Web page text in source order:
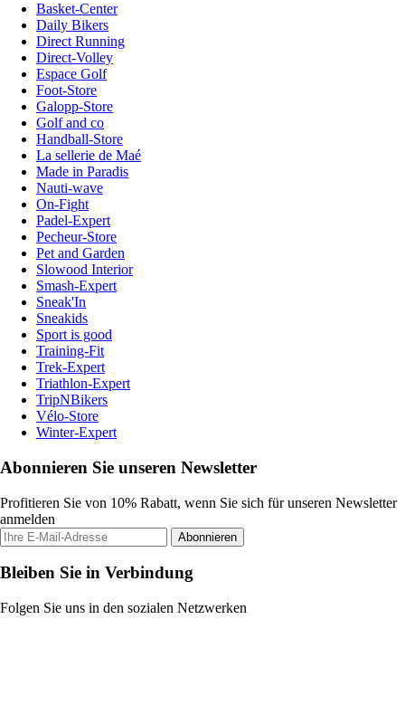
Basket-Center
Daily Bikers
Direct Running
Direct-Volley
Espace Golf
Foot-Store
Galopp-Store
Golf and co
Handball-Store
La sellerie de Maé
Made in Paradis
Nauti-wave
On-Fight
Padel-Expert
Pecheur-Store
Pet and Garden
Slowood Interior
Smash-Expert
Sneak'In
Sneakids
Sport is good
Training-Fit
Trek-Expert
Triathlon-Expert
TripNBikers
Vélo-Store
Winter-Expert
Abonnieren Sie unseren Newsletter
Profitieren Sie von 10% Rabatt, wenn Sie sich für unseren Newsletter
anmelden
Abonnieren
Bleiben Sie in Verbindung
Folgen Sie uns in den sozialen Netzwerken